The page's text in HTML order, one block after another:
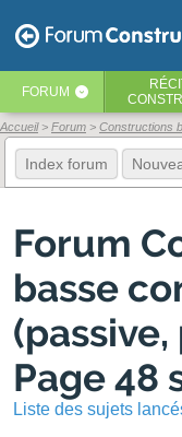
FORUM ‹
Accueil Forum Constructions
Index forum
Forum
basse
(passive,
Page 48
Liste des sujets